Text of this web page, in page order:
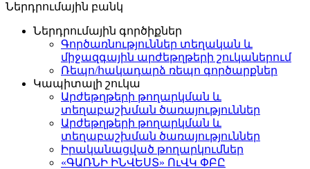
Ներդրումային բանկ
Ներդրումային գործիքներ
Գործառնություններ տեղական և
միջազգային արժեթղթերի շուկաներում
Ռեպո/հակադարձ ռեպո գործարքներ
Կապիտալի շուկա
Արժեթղթերի թողարկման և
տեղաբաշխման ծառայություններ
Արժեթղթերի թողարկման և
տեղաբաշխման ծառայություններ
Իրականացված թողարկումներ
«ԳԱՌՆԻ ԻՆՎԵՍՏ» ՈւՎԿ ՓԲԸ